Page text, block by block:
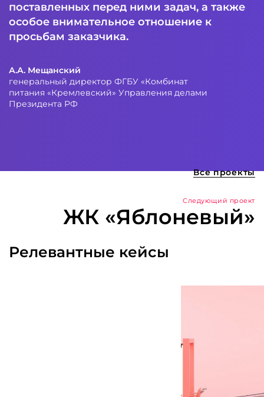
поставленных перед ними задач, а также
особое внимательное отношение к
просьбам заказчика.
А.А. Мещанский
генеральный директор ФГБУ «Комбинат
питания «Кремлевский» Управления делами
Президента РФ
Все проекты
Следующий проект
ЖК «Яблоневый»
Релевантные кейсы